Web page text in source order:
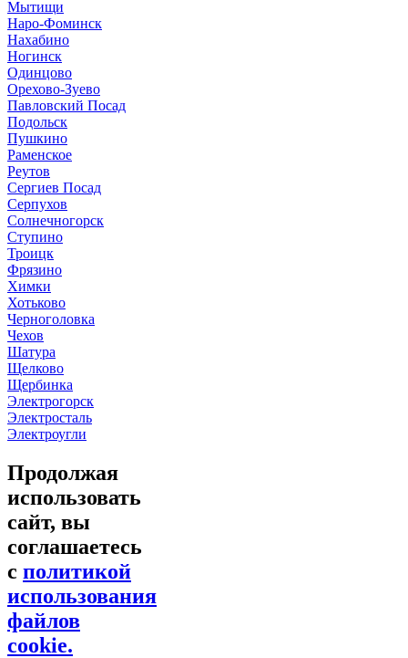
Мытищи
Наро-Фоминск
Нахабино
Ногинск
Одинцово
Орехово-Зуево
Павловский Посад
Подольск
Пушкино
Раменское
Реутов
Сергиев Посад
Серпухов
Солнечногорск
Ступино
Троицк
Фрязино
Химки
Хотьково
Черноголовка
Чехов
Шатура
Щелково
Щербинка
Электрогорск
Электросталь
Электроугли
Продолжая
использовать
сайт, вы
соглашаетесь
с политикой
использования
файлов
cookie.